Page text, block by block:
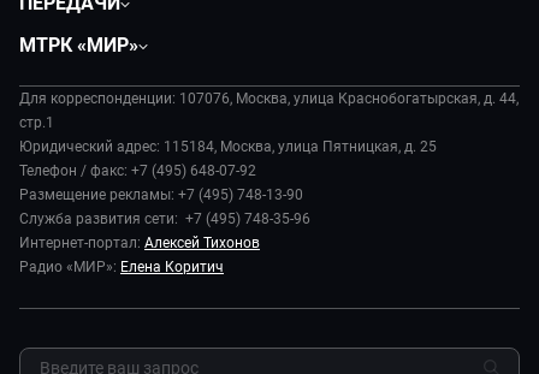
Экономика
Происшествия
В содружестве
В мире
Наука и технологии
Здоровье и медицина
Спорт
Шоу-бизнес
Дела судебные
Диктор делает
Игра в кино
Игра в кино. Мультфильмы
Исторический детектив
Миллион за 5 минут
Мировое соглашение
МТРК «МИР»
История
Руководство
Новости компании
Пресса о нас
Карьера
Реклама
Закупки и тендеры
Для корреспонденции: 107076, Москва, улица Краснобогатырская, д. 44,
стр.1
Юридический адрес: 115184, Москва, улица Пятницкая, д. 25
Телефон / факс: +7 (495) 648-07-92
Размещение рекламы: +7 (495) 748-13-90
Служба развития сети: +7 (495) 748-35-96
Интернет-портал: Алексей Тихонов
Радио «МИР»: Елена Коритич